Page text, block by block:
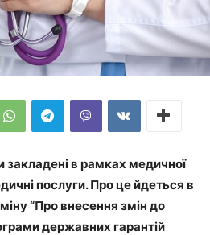
закладені в рамках медичної
послуги. Про це йдеться в
“Про внесення змін до
державних гарантій